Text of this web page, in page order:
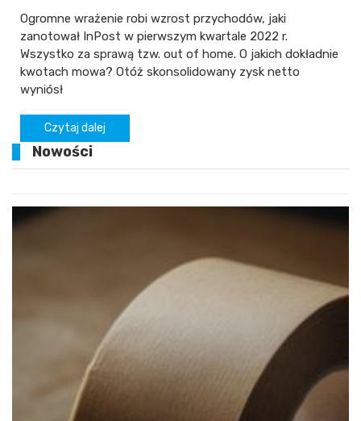
Ogromne wrażenie robi wzrost przychodów, jaki
zanotował InPost w pierwszym kwartale 2022 r.
Wszystko za sprawą tzw. out of home. O jakich dokładnie
kwotach mowa? Otóż skonsolidowany zysk netto
wyniósł
Czytaj dalej
Nowości